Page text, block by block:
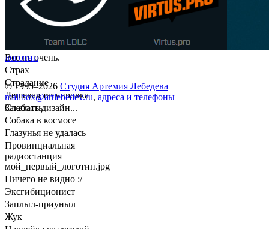
Все не очень.
Страх
Страдание
Дешевая татуировка
Слабость
Собака в космосе
Глазунья не удалась
Провинциальная
радиостанция
мой_первый_логотип.jpg
Ничего не видно :/
Эксгибиционист
Заплыл-приуныл
Жук
логотип
© 1995–2026 Студия Артемия Лебедева
mailbox@artlebedev.ru, адреса и телефоны
Заказать дизайн...